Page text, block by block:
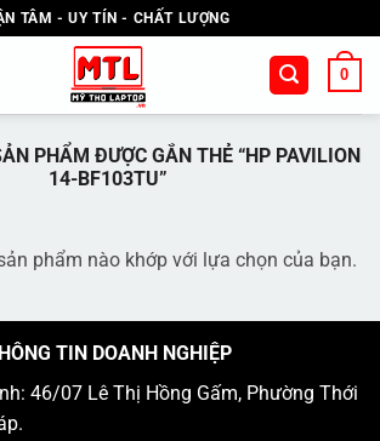
TÂM - UY TÍN - CHẤT LƯỢNG
0
PHẨM ĐƯỢC GẮN THẺ “HP PAVILION
14-BF103TU”
phẩm nào khớp với lựa chọn của bạn.
TIN DOANH NGHIỆP
46/07 Lê Thị Hồng Gấm, Phường Thới